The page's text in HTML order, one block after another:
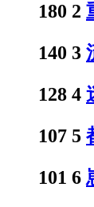
180 2
140 3
128 4
107 5
101 6